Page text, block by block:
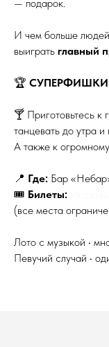
— подарок.
И чем больше
выиграть главный
🏆 СУПЕРФИШКИ
🍸 Приготовьтесь к
танцевать до утра
А также к
📍 Где: Бар
🎟 Билеты:
(все места
Лото с музыкой •
Певучий случай •